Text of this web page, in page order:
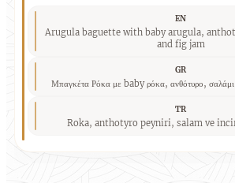
EN
Arugula baguette with baby arugula,
and fig jam
GR
Μπαγκέτα Ρόκα με baby ρόκα, ανθότυρο, σαλάμι
TR
Roka, anthotyro peyniri, salam ve